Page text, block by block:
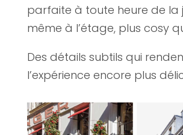
parfaite à toute heure de la
même à l’étage, plus cosy
Des détails subtils qui
l’expérience encore plus